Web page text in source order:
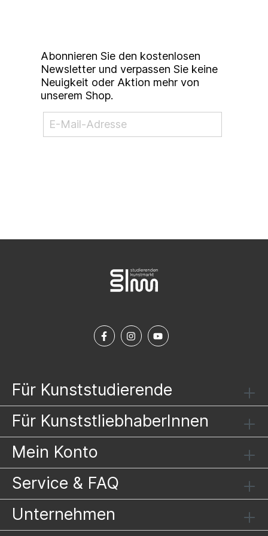
Abonnieren Sie den kostenlosen
Newsletter und verpassen Sie keine
Neuigkeit oder Aktion mehr von
unserem Shop.
Für Kunststudierende
Für KunststliebhaberInnen
Mein Konto
Service & FAQ
Unternehmen